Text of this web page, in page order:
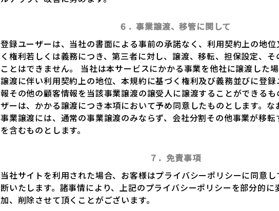
６．事業譲渡、移管に関して
登録ユーザーは、当社の書面による事前の承諾なく、利用契約上の地
く権利若しくは義務につき、第三者に対し、譲渡、移転、担保設定、そ
ことはできません。 当社は本サービスにかかる事業を他社に譲渡した
譲渡に伴い利用契約上の地位、本規約に基づく権利及び義務並びに登
報その他の顧客情報を当該事業譲渡の譲受人に譲渡することができるも
ザーは、かかる譲渡につき本項において予め同意したものとします。な
事業譲渡には、通常の事業譲渡のみならず、会社分割その他事業が移
を含むものとします。
７．免責事項
当社サイトを利用された場合、お客様はプライバシーポリシーに同意
断いたします。諸事情により、上記のプライバシーポリシーを部分的に
加、削除させて頂くことがございます。